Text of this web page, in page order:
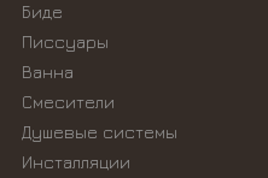
Биде
Писсуары
Ванна
Смесители
Душевые системы
Инсталляции